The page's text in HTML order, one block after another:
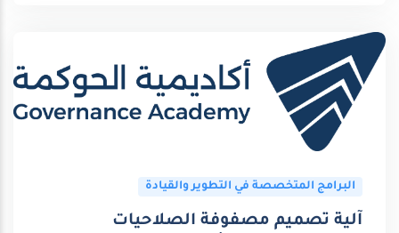
البرامج المتخصصة في التطوير والقيادة
آلية تصميم مصفوفة الصلاحيات